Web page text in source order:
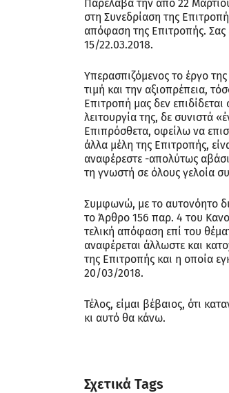
Παρέλαβα την από 22
στη Συνεδρίαση της
απόφαση της Επιτροπής.
15/22.03.2018.
Υπερασπιζόμενος το έργο
τιμή και την αξιοπρέπεια,
Επιτροπή μας δεν
λειτουργία της, δε συνιστά
Επιπρόσθετα, οφείλω να
άλλα μέλη της Επιτροπής,
αναφέρεστε -απολύτως
τη γνωστή σε όλους γελοία
Συμφωνώ, με το αυτονόητο
το Άρθρο 156 παρ. 4 του
τελική απόφαση επί του
αναφέρεται άλλωστε και
της Επιτροπής και η οποία
20/03/2018.
Τέλος, είμαι βέβαιος, ότι
κι αυτό θα κάνω.
Σχετικά Tags